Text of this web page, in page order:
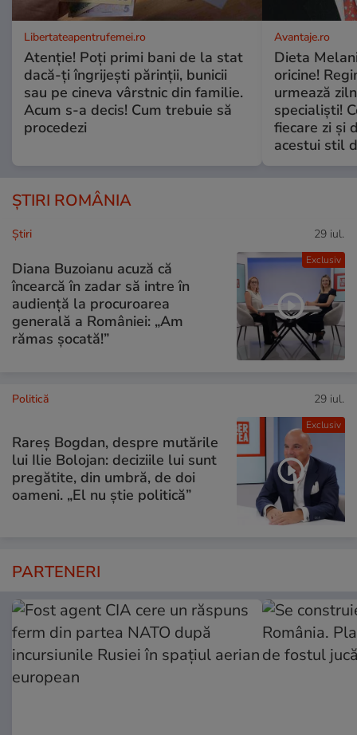
Libertateapentrufemei.ro
Atenție! Poți primi bani de la stat
dacă-ți îngrijești părinții, bunicii
sau pe cineva vârstnic din familie.
Acum s-a decis! Cum trebuie să
procedezi
Avantaje.ro
Dieta
oricine!
urmează
specialiști!
fiecare zi și
acestui stil
ȘTIRI ROMÂNIA
Exclusiv
Ştiri 29 iul.
Diana Buzoianu acuză că
încearcă în zadar să intre în
audiență la procuroarea
generală a României: „Am
rămas șocată!”
Exclusiv
Politică 29 iul.
Rareș Bogdan, despre mutările
lui Ilie Bolojan: deciziile lui sunt
pregătite, din umbră, de doi
oameni. „El nu știe politică”
PARTENERI